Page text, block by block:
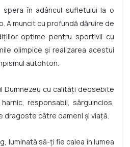
spera în adâncul sufletului la o
A muncit cu profundă dăruire de
optime pentru sportivii cu
olimpice și realizarea acestui
autohton.
Dumnezeu cu calități deosebite
responsabil, sârguincios,
dragoste către oameni și viață.
luminată să-ți fie calea în lumea